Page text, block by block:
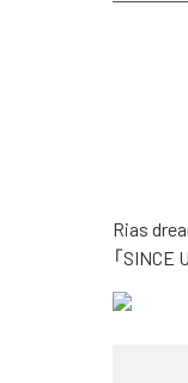
Rias
「SINCE